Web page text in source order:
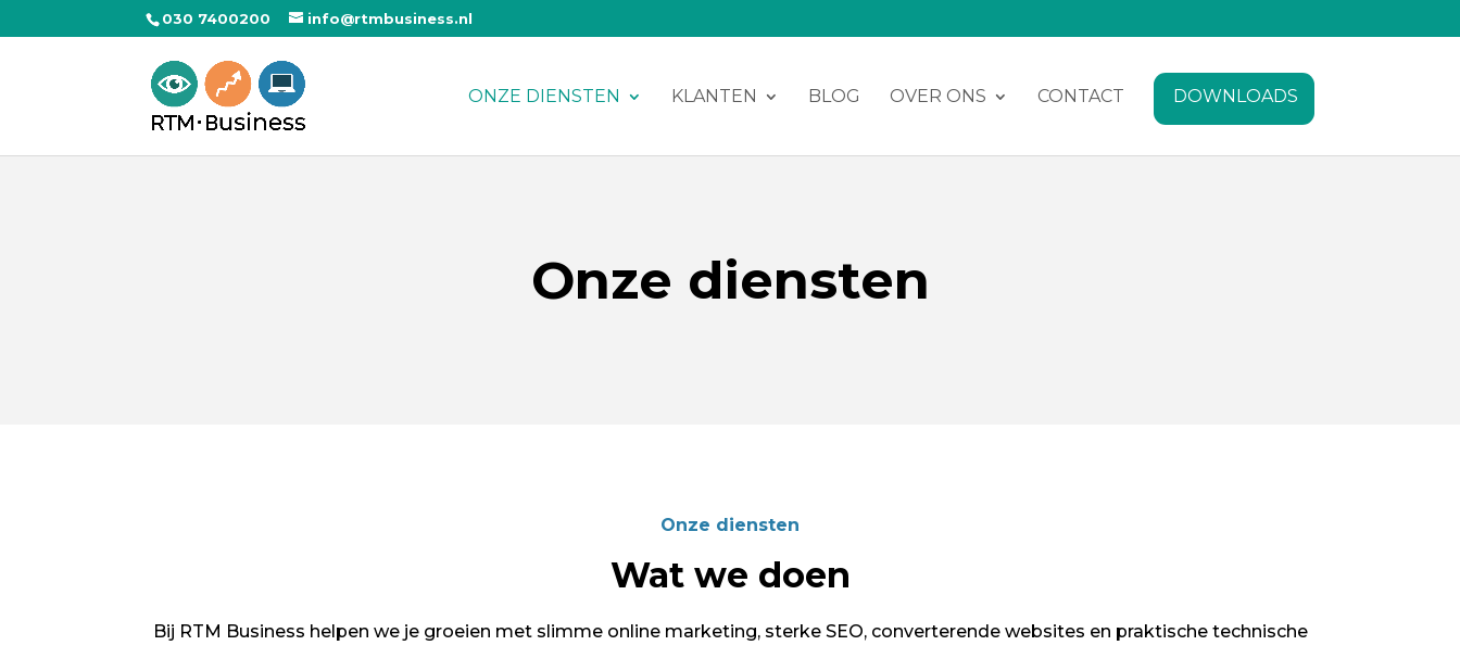
030 7400200 info@rtmbusiness.nl
ONZE DIENSTEN KLANTEN BLOG OVER ONS CONTACT DOWNLOADS
Onze diensten
Onze diensten
Wat we doen
Bij RTM Business helpen we je groeien met slimme online marketing, sterke SEO, converterende websites en praktische technische